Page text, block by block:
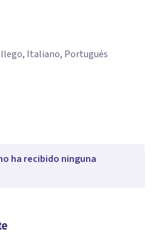
Italiano, Portugués
ha recibido ninguna